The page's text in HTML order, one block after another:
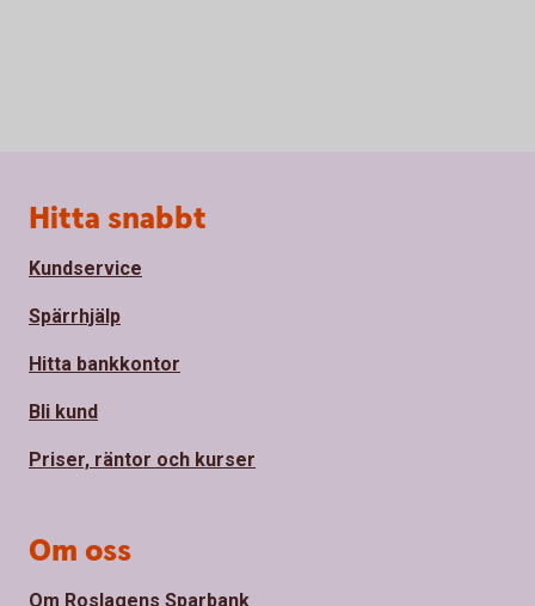
Sidfot
Hitta snabbt
Kundservice
Spärrhjälp
Hitta bankkontor
Bli kund
Priser, räntor och kurser
Om oss
Om Roslagens Sparbank